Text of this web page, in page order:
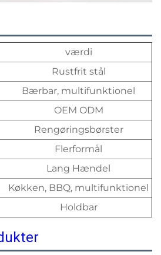
værdi
Rustfrit stål
Bærbar, multifunktionel
OEM ODM
Rengøringsbørster
Flerformål
Lang Hændel
Køkken, BBQ, multifunktionel
Holdbar